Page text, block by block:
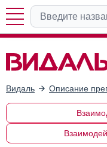
Видаль Описание